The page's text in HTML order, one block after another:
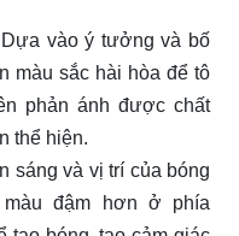
vào ý tưởng và bố
màu sắc hài hòa để tô
phản ánh được chất
thể hiện.
sáng và vị trí của bóng
đậm hơn ở phía